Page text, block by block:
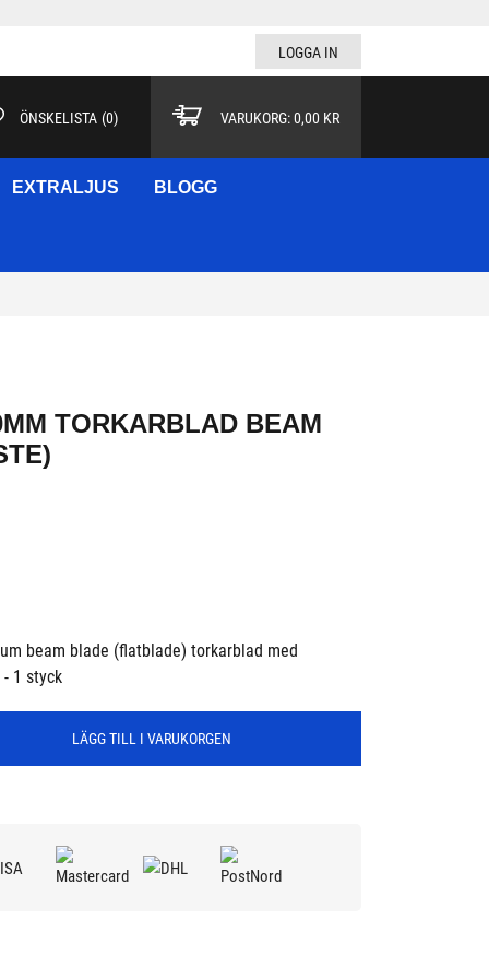
LOGGA IN
ÖNSKELISTA (0) VARUKORG:0,00 KR
EXTRALJUS BLOGG
TORKARBLAD BEAM
beam blade (flatblade) torkarblad med
1 styck
LÄGG TILL I VARUKORGEN